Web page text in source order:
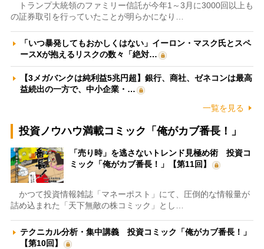
トランプ大統領のファミリー信託が今年1～3月に3000回以上も
の証券取引を行っていたことが明らかになり…
「いつ暴発してもおかしくはない」イーロン・マスク氏とスペ
ースXが抱えるリスクの数々「絶対…
【3メガバンクは純利益5兆円超】銀行、商社、ゼネコンは最高
益続出の一方で、中小企業・…
一覧を見る
投資ノウハウ満載コミック「俺がカブ番長！」
「売り時」を逃さないトレンド見極め術 投資コ
ミック「俺がカブ番長！」【第11回】
かつて投資情報雑誌「マネーポスト」にて、圧倒的な情報量が
詰め込まれた「天下無敵の株コミック」とし…
テクニカル分析・集中講義 投資コミック「俺がカブ番長！」
【第10回】